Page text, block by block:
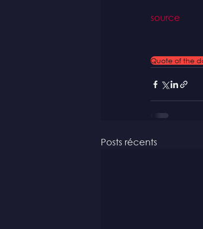
source
Quote of the
Posts récents